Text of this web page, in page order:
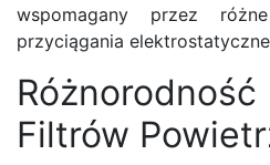
wspomagany przez
przyciągania
Filtrów